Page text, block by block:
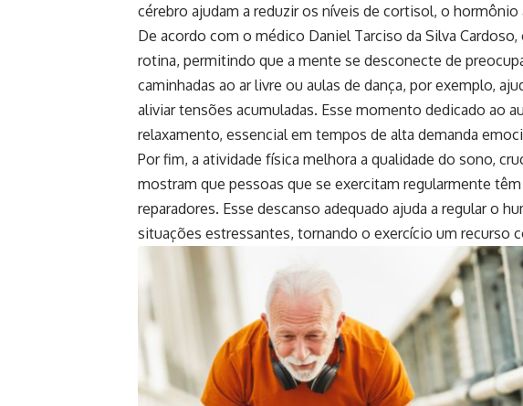
cérebro ajudam a reduzir os níveis de cortisol, o
De acordo com o médico Daniel Tarciso da Silva
rotina, permitindo que a mente se desconecte de
caminhadas ao ar livre ou aulas de dança, por exemplo,
aliviar tensões acumuladas. Esse momento dedicado ao
relaxamento, essencial em tempos de alta demanda
Por fim, a atividade física melhora a qualidade do sono,
mostram que pessoas que se exercitam regularmente
reparadores. Esse descanso adequado ajuda a regular o
situações estressantes, tornando o exercício um recurso